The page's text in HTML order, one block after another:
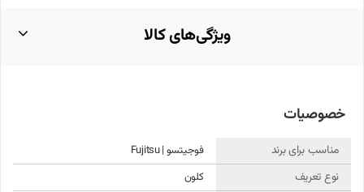
سوکت و پورت کاملاً هم‌راستا باشند تا از وارد شدن فشار به پورت جلوگیری شود.
شهری توصیه می‌شود. شارژر را در محیط خشک و با تهویه مناسب قرار دهید و از
پوشاندن یا قرار دادن آن در سطوح گرم پرهیز کنید. تمیز نگه داشتن سوکت و پورت
ویژگی‌های کالا
خصوصیات
مناسب برای برند فوجیتسو | Fujitsu
نوع تعریف کلون